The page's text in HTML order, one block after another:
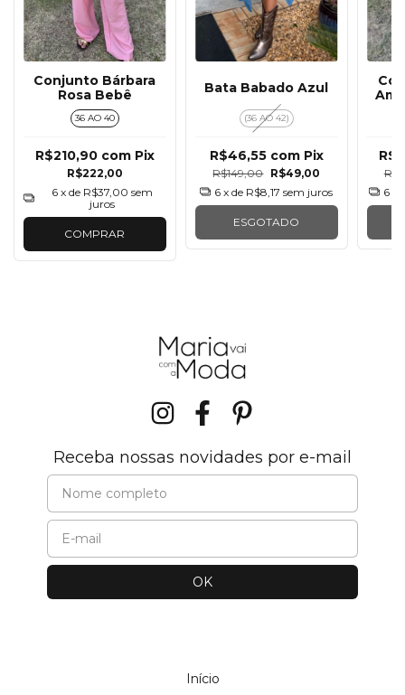
Conjunto Bárbara
Rosa Bebê
36 AO 40
R$222,00
R$210,90 com Pix
6 x de R$37,00 sem
juros
COMPRAR
Bata Babado Azul
(36 AO 42)
R$149,00 R$49,00
R$46,55 com Pix
6 x de R$8,17 sem juros
ESGOTADO
6
Receba nossas novidades por e-mail
Início